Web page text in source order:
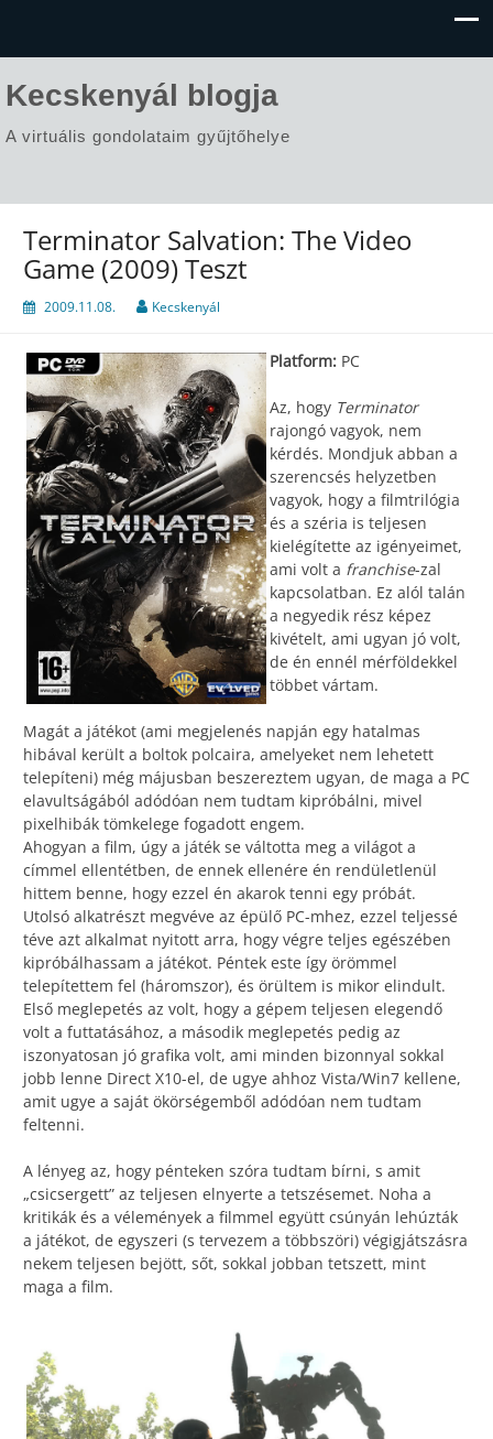
Kecskenyál blogja
A virtuális gondolataim gyűjtőhelye
Terminator Salvation: The Video
Game (2009) Teszt
2009.11.08. Kecskenyál
Platform: PC
Az, hogy Terminator
rajongó vagyok, nem
kérdés. Mondjuk abban a
szerencsés helyzetben
vagyok, hogy a filmtrilógia
és a széria is teljesen
kielégítette az igényeimet,
ami volt a franchise-zal
kapcsolatban. Ez alól talán
a negyedik rész képez
kivételt, ami ugyan jó volt,
de én ennél mérföldekkel
többet vártam.
Magát a játékot (ami megjelenés napján egy hatalmas
hibával került a boltok polcaira, amelyeket nem lehetett
telepíteni) még májusban beszereztem ugyan, de maga a PC
elavultságából adódóan nem tudtam kipróbálni, mivel
pixelhibák tömkelege fogadott engem.
Ahogyan a film, úgy a játék se váltotta meg a világot a
címmel ellentétben, de ennek ellenére én rendületlenül
hittem benne, hogy ezzel én akarok tenni egy próbát.
Utolsó alkatrészt megvéve az épülő PC-mhez, ezzel teljessé
téve azt alkalmat nyitott arra, hogy végre teljes egészében
kipróbálhassam a játékot. Péntek este így örömmel
telepítettem fel (háromszor), és örültem is mikor elindult.
Első meglepetés az volt, hogy a gépem teljesen elegendő
volt a futtatásához, a második meglepetés pedig az
iszonyatosan jó grafika volt, ami minden bizonnyal sokkal
jobb lenne Direct X10-el, de ugye ahhoz Vista/Win7 kellene,
amit ugye a saját ökörségemből adódóan nem tudtam
feltenni.
A lényeg az, hogy pénteken szóra tudtam bírni, s amit
„csicsergett” az teljesen elnyerte a tetszésemet. Noha a
kritikák és a vélemények a filmmel együtt csúnyán lehúzták
a játékot, de egyszeri (s tervezem a többszöri) végigjátszásra
nekem teljesen bejött, sőt, sokkal jobban tetszett, mint
maga a film.